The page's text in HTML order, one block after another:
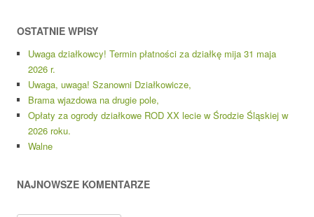
OSTATNIE WPISY
Uwaga działkowcy! Termin płatności za działkę mija 31 maja
2026 r.
Uwaga, uwaga! Szanowni Działkowicze,
Brama wjazdowa na drugie pole,
Opłaty za ogrody działkowe ROD XX lecie w Środzie Śląskiej w
2026 roku.
Walne
NAJNOWSZE KOMENTARZE